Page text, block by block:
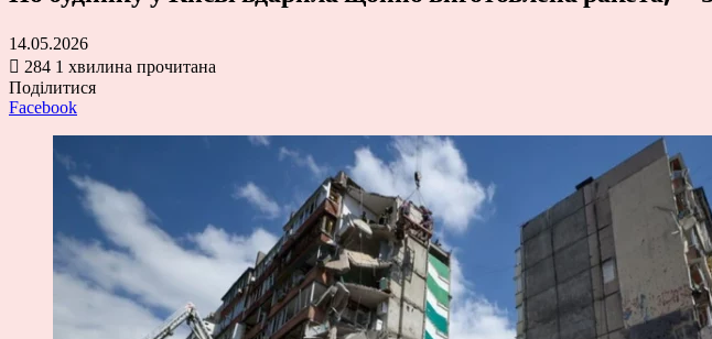
14.05.2026
284 1 хвилина прочитана
Поділитися
Facebook